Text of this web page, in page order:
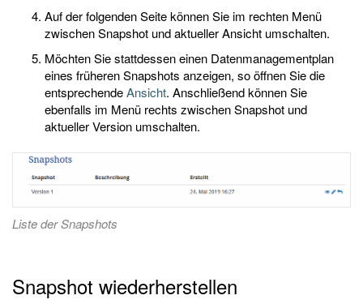
Auf der folgenden Seite können Sie im rechten Menü
zwischen Snapshot und aktueller Ansicht umschalten.
Möchten Sie stattdessen einen Datenmanagementplan
eines früheren Snapshots anzeigen, so öffnen Sie die
entsprechendeAnsicht. Anschließend können Sie
ebenfalls im Menü rechts zwischen Snapshot und
aktueller Version umschalten.
Liste der Snapshots
Snapshot wiederherstellen